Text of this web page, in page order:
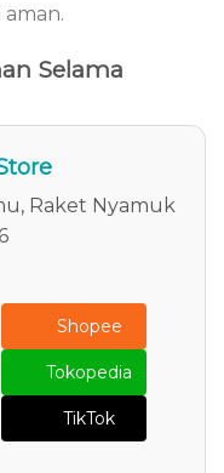
Selama
Raket Nyamuk
Shopee
Tokopedia
TikTok